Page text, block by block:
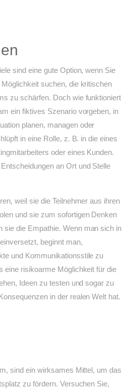
sind eine gute Option, wenn Sie
suchen, die kritischen
zu schärfen. Doch wie funktioniert
ein fiktives Szenario vorgeben, in
planen, managen oder
in eine Rolle, z. B. in die eines
oder eines Kunden.
an Ort und Stelle
weil sie die Teilnehmer aus ihren
und sie zum sofortigen Denken
sie die Empathie. Wenn man sich in
beginnt man,
und Kommunikationsstile zu
eine risikoarme Möglichkeit für die
Ideen zu testen und sogar zu
in der realen Welt hat.
sind ein wirksames Mittel, um das
zu fördern. Versuchen Sie,